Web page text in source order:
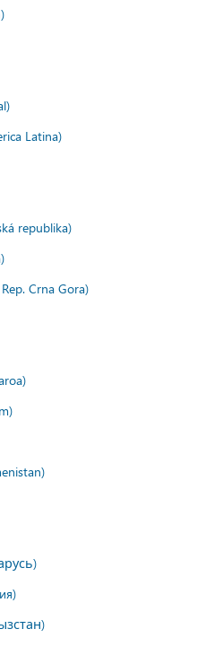
Latina)
republika)
Crna Gora)